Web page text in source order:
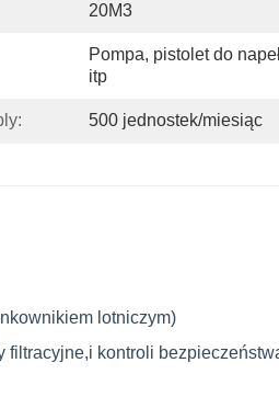
20M3
Pompa, pistolet do
itp
500 jednostek/miesiąc
lotniczym)
kontroli